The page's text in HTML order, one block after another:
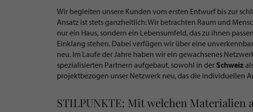
Wir begleiten unsere Kunden vom ersten Entwurf bis zur
Ansatz ist stets ganzheitlich: Wir betrachten Raum und
nur ein Haus, sondern ein Lebensumfeld, das zu ihnen
Einklang stehen. Dabei verfügen wir über eine
neu. Im Laufe der Jahre haben wir ein gewachsenes
spezialisierten Partnern aufgebaut, sowohl in der Schweiz
projektbezogen unser Netzwerk neu, das die individuellen
STILPUNKTE: Mit welchen Materialien